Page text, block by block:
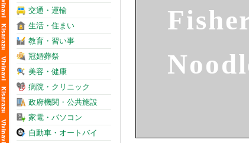
交通・運輸
生活・住まい
教育・習い事
冠婚葬祭
美容・健康
病院・クリニック
政府機関・公共施設
家電・パソコン
自動車・オートバイ